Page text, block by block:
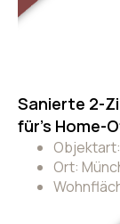
Sanierte 2-
für’s Home-
Ort: